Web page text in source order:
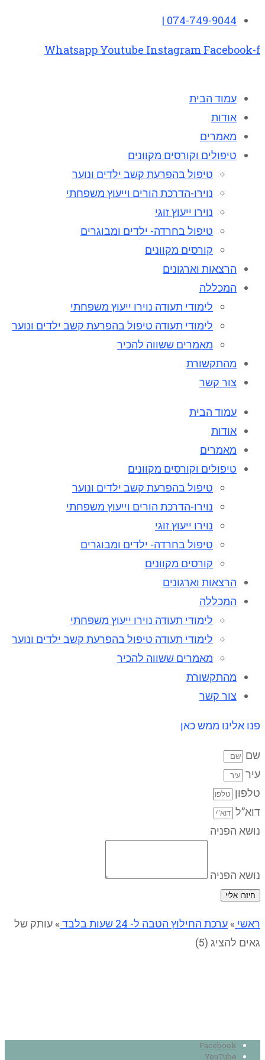
074-749-9044 |
Whatsapp Youtube Instagram Facebook-f
עמוד הבית
אודות
מאמרים
טיפולים וקורסים מקוונים
טיפול בהפרעת קשב ילדים ונוער
נוירו-הדרכת הורים וייעוץ משפחתי
נוירו ייעוץ זוגי
טיפול בחרדה- ילדים ומבוגרים
קורסים מקוונים
הרצאות וארגונים
המכללה
לימודי תעודה נוירו ייעוץ משפחתי
לימודי תעודה טיפול בהפרעת קשב ילדים ונוער
מאמרים ששווה להכיר
מהתקשורת
צור קשר
עמוד הבית
אודות
מאמרים
טיפולים וקורסים מקוונים
טיפול בהפרעת קשב ילדים ונוער
נוירו-הדרכת הורים וייעוץ משפחתי
נוירו ייעוץ זוגי
טיפול בחרדה- ילדים ומבוגרים
קורסים מקוונים
הרצאות וארגונים
המכללה
לימודי תעודה נוירו ייעוץ משפחתי
לימודי תעודה טיפול בהפרעת קשב ילדים ונוער
מאמרים ששווה להכיר
מהתקשורת
צור קשר
פנו אלינו ממש כאן
שם
עיר
טלפון
דוא”ל
נושא הפניה
נושא הפניה
חיזרו אליי
ראשי »ערכת החילוץ הטבה ל- 24 שעות בלבד »עותק של
גאים להציג (5)
Facebook
YouTube